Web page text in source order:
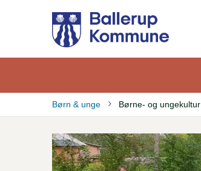
hovedindhold
Børn & unge Børne- og ungekultur